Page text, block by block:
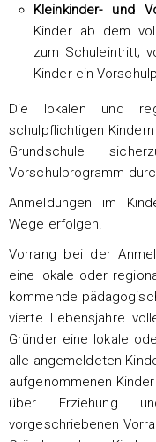
Kleinkinder- und
Kinder ab dem
zum Schuleintritt;
Kinder ein
Die lokalen und
schulpflichtigen
Grundschule
Vorschulprogramm
Anmeldungen im
Wege erfolgen.
Vorrang bei der
eine lokale oder
kommende
vierte Lebensjahre
Gründer eine lokale
alle angemeldeten
aufgenommenen
über Erziehung
vorgeschriebenen